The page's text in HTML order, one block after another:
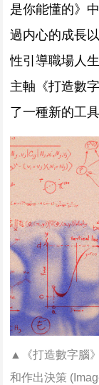
是你能懂的》
過内心的成長
性引導職場人
主軸《打造數
了一種新的工
▲《打造數字腦
和作出決策 (